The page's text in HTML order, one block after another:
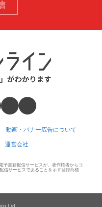
動画・バナー広告について
運営会社
子書籍配信サービスが、著作権者からコ
信サービスであることを示す登録商標
Ltd.